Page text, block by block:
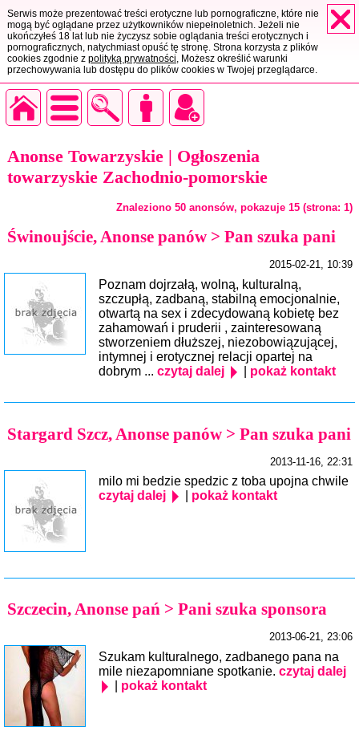
Serwis może prezentować treści erotyczne lub pornograficzne, które nie
mogą być oglądane przez użytkowników niepełnoletnich. Jeżeli nie
ukończyłeś 18 lat lub nie życzysz sobie oglądania treści erotycznych i
pornograficznych, natychmiast opuść tę stronę. Strona korzysta z plików
cookies zgodnie z polityką prywatności, Możesz określić warunki
przechowywania lub dostępu do plików cookies w Twojej przeglądarce.
Anonse Towarzyskie | Ogłoszenia
towarzyskie Zachodnio-pomorskie
Znaleziono 50 anonsów, pokazuje 15 (strona: 1)
Świnoujście, Anonse panów > Pan szuka pani
2015-02-21, 10:39
Poznam dojrzałą, wolną, kulturalną,
szczupłą, zadbaną, stabilną emocjonalnie,
otwartą na sex i zdecydowaną kobietę bez
zahamowań i pruderii , zainteresowaną
stworzeniem dłuższej, niezobowiązującej,
intymnej i erotycznej relacji opartej na
dobrym ... czytaj dalej pokaż kontakt
Stargard Szcz, Anonse panów > Pan szuka pani
2013-11-16, 22:31
milo mi bedzie spedzic z toba upojna chwile
czytaj dalej
pokaż kontakt
Szczecin, Anonse pań > Pani szuka sponsora
2013-06-21, 23:06
Szukam kulturalnego, zadbanego pana na
mile niezapomniane spotkanie. czytaj dalej
pokaż kontakt